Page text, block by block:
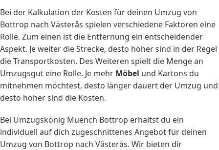
Bei der Kalkulation der Kosten für deinen Umzug von
Bottrop nach Västerås spielen verschiedene Faktoren eine
Rolle. Zum einen ist die Entfernung ein entscheidender
Aspekt. Je weiter die Strecke, desto höher sind in der Regel
die Transportkosten. Des Weiteren spielt die Menge an
Umzugsgut eine Rolle. Je mehr Möbel und Kartons du
mitnehmen möchtest, desto länger dauert der Umzug und
desto höher sind die Kosten.
Bei Umzugskönig Muench Bottrop erhältst du ein
individuell auf dich zugeschnittenes Angebot für deinen
Umzug von Bottrop nach Västerås. Wir bieten dir